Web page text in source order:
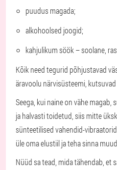
puudus magada;
alkohoolsed joogid;
kahjulikum söök – soolane,
Kõik need tegurid põhjustavad
äravoolu närvisüsteemi,
Seega, kui naine on vähe
ja halvasti toidetud, siis mitte
sünteetilised vahendid-
üle oma elustiil ja teha sinna
Nüüd sa tead, mida tähendab, et